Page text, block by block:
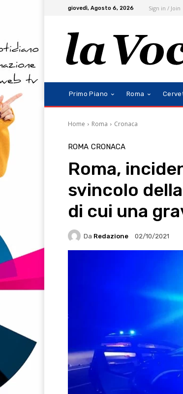
giovedì, Agosto 6, 2026 Sign in / Join
Primo Piano Roma
Home Roma Cronaca
ROMA CRONACA
Roma,
svincolo
di cui una
Da Redazione 02/10/2021